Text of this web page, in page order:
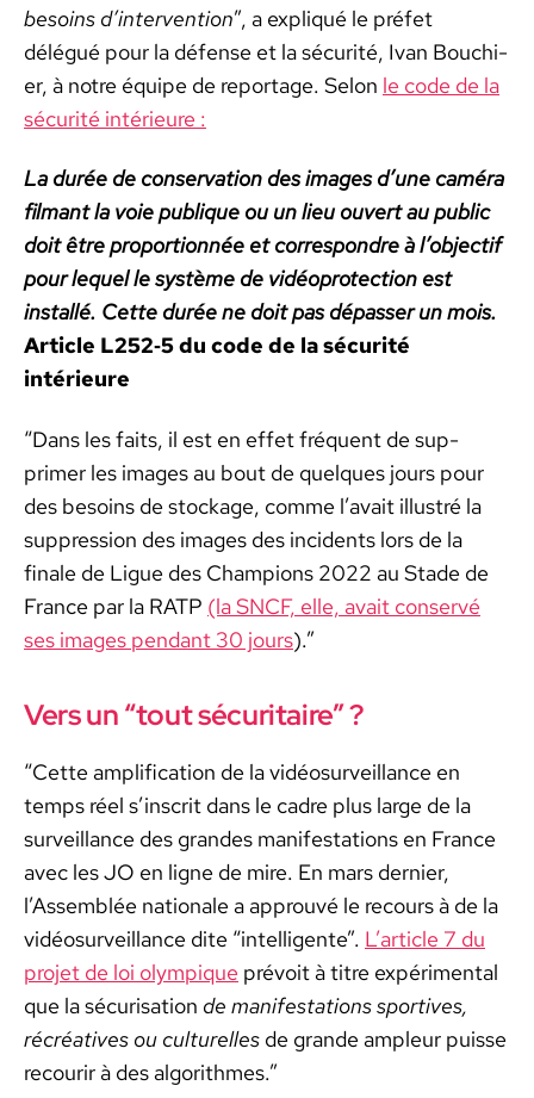
besoins d’in­ter­ven­tion”, a expliqué le préfet
délégué pour la défense et la sécu­rité, Ivan Bouch­i­
er, à notre équipe de reportage. Selon le code de la
sécu­rité intérieure :
La durée de con­ser­va­tion des images d’une caméra
fil­mant la voie publique ou un lieu ouvert au pub­lic
doit être pro­por­tion­née et cor­re­spon­dre à l’ob­jec­tif
pour lequel le sys­tème de vidéo­pro­tec­tion est
instal­lé. Cette durée ne doit pas dépass­er un mois.
Arti­cle L252‑5 du code de la sécu­rité
intérieure
“Dans les faits, il est en effet fréquent de sup­
primer les images au bout de quelques jours pour
des besoins de stock­age, comme l’avait illus­tré la
sup­pres­sion des images des inci­dents lors de la
finale de Ligue des Cham­pi­ons 2022 au Stade de
France par la RATP (la SNCF, elle, avait con­servé
ses images pen­dant 30 jours).”
Vers un “tout sécuritaire” ?
“Cette ampli­fi­ca­tion de la vidéo­sur­veil­lance en
temps réel s’in­scrit dans le cadre plus large de la
sur­veil­lance des grandes man­i­fes­ta­tions en France
avec les JO en ligne de mire. En mars dernier,
l’Assemblée nationale a approu­vé le recours à de la
vidéo­sur­veil­lance dite “intel­li­gente”. L’article 7 du
pro­jet de loi olympique prévoit à titre expéri­men­tal
que la sécuri­sa­tion de man­i­fes­ta­tions sportives,
récréa­tives ou cul­turelles de grande ampleur puisse
recourir à des algo­rithmes.”